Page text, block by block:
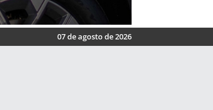
07 de agosto de 2026